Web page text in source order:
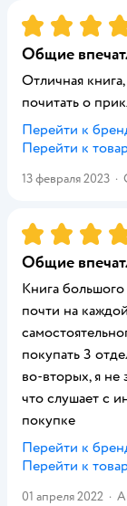
Рейтинг:5
Общие
Отличная
почитать о
Перейти к
Перейти к
13 февраля 2023 ·
Рейтинг:5
Общие
Книга
почти на
покупать 3
во-вторых, я не
что слушает с
покупке
Перейти к
Перейти к
01 апреля 2022 ·